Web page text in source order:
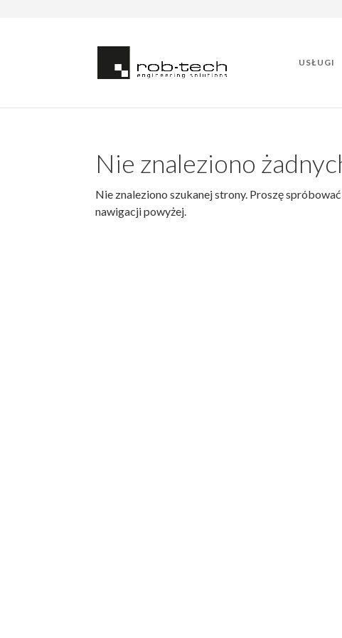
USŁUGI
Nie znaleziono
Nie znaleziono szukanej strony. Proszę
nawigacji powyżej.